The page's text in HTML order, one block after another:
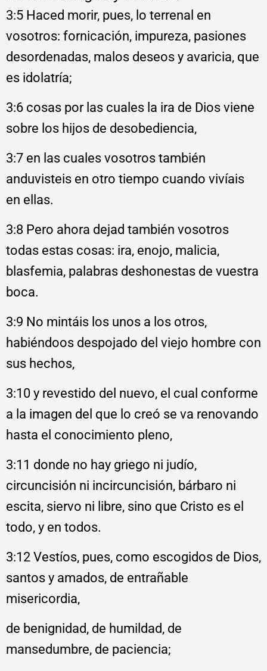
3:5 Haced morir, pues, lo terrenal en
vosotros: fornicación, impureza, pasiones
desordenadas, malos deseos y avaricia, que
es idolatría;
3:6 cosas por las cuales la ira de Dios viene
sobre los hijos de desobediencia,
3:7 en las cuales vosotros también
anduvisteis en otro tiempo cuando vivíais
en ellas.
3:8 Pero ahora dejad también vosotros
todas estas cosas: ira, enojo, malicia,
blasfemia, palabras deshonestas de vuestra
boca.
3:9 No mintáis los unos a los otros,
habiéndoos despojado del viejo hombre con
sus hechos,
3:10 y revestido del nuevo, el cual conforme
a la imagen del que lo creó se va renovando
hasta el conocimiento pleno,
3:11 donde no hay griego ni judío,
circuncisión ni incircuncisión, bárbaro ni
escita, siervo ni libre, sino que Cristo es el
todo, y en todos.
3:12 Vestíos, pues, como escogidos de Dios,
santos y amados, de entrañable
misericordia,
de benignidad, de humildad, de
mansedumbre, de paciencia;